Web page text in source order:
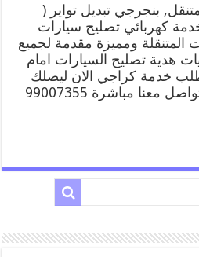
بنجرجي تبديل تواير (
كهربائي تصليح سيارات
المتنقلة ومميزة مقدمة لجميع
هدية تصليح السيارات امام
خدمة كراجي الان ليصلك
اقرب بشر من موقعي تواصل معنا مباشرة 99007355